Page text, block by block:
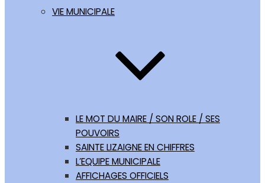
VIE MUNICIPALE
LE MOT DU MAIRE / SON ROLE / SES
POUVOIRS
SAINTE LIZAIGNE EN CHIFFRES
L’EQUIPE MUNICIPALE
AFFICHAGES OFFICIELS